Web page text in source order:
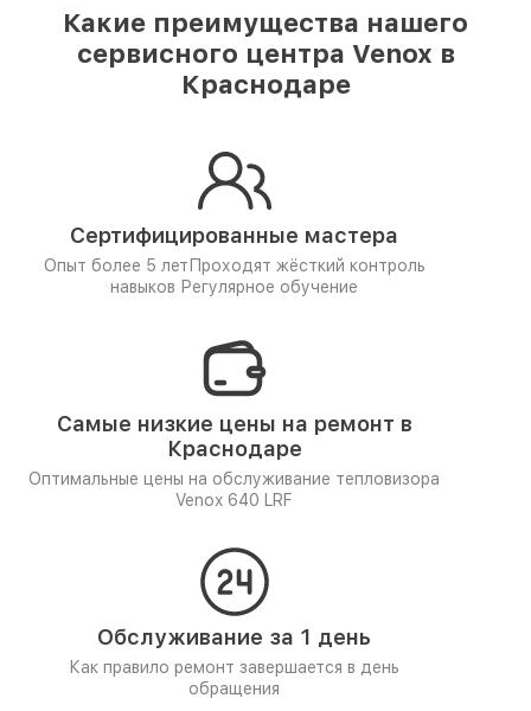
Какие преимущества нашего
сервисного центра Venox в
Краснодаре
Сертифицированные мастера
Опыт более 5 лет Проходят жёсткий контроль
навыков Регулярное обучение
Самые низкие цены на ремонт в
Краснодаре
Оптимальные цены на обслуживание тепловизора
Venox 640 LRF
Обслуживание за 1 день
Как правило ремонт завершается в день
обращения